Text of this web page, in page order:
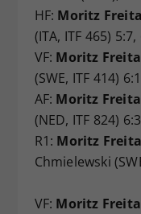
HF: Moritz
(ITA, ITF 465)
VF: Moritz
(SWE, ITF 414)
AF: Moritz
(NED, ITF 824)
R1: Moritz
Chmielewski
VF: Moritz